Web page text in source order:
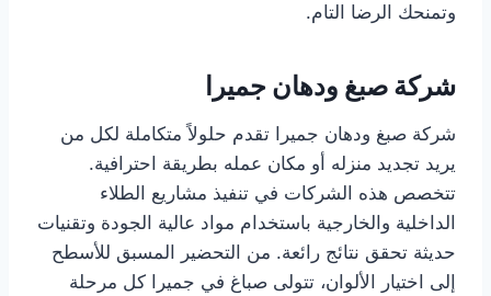
وتمنحك الرضا التام.
شركة صبغ ودهان جميرا
شركة صبغ ودهان جميرا تقدم حلولاً متكاملة لكل من
يريد تجديد منزله أو مكان عمله بطريقة احترافية.
تتخصص هذه الشركات في تنفيذ مشاريع الطلاء
الداخلية والخارجية باستخدام مواد عالية الجودة وتقنيات
حديثة تحقق نتائج رائعة. من التحضير المسبق للأسطح
إلى اختيار الألوان، تتولى صباغ في جميرا كل مرحلة